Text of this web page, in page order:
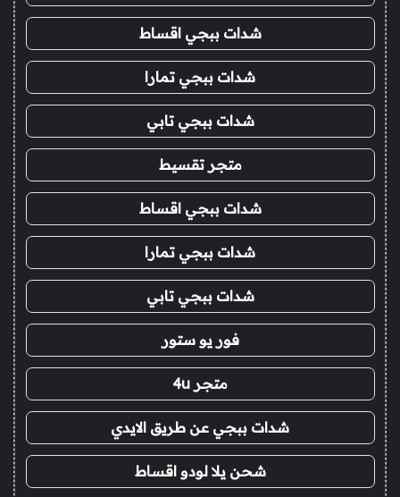
شدات ببجي اقساط
شدات ببجي تمارا
شدات ببجي تابي
متجر تقسيط
شدات ببجي اقساط
شدات ببجي تمارا
شدات ببجي تابي
فور يو ستور
متجر 4u
شدات ببجي عن طريق الايدي
شحن يلا لودو اقساط